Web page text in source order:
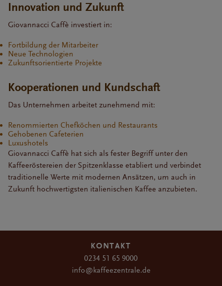
Innovation und Zukunft
Giovannacci Caffè investiert in:
Fortbildung der Mitarbeiter
Neue Technologien
Zukunftsorientierte Projekte
Kooperationen und Kundschaft
Das Unternehmen arbeitet zunehmend mit:
Renommierten Chefköchen und Restaurants
Gehobenen Cafeterien
Luxushotels
Giovannacci Caffè hat sich als fester Begriff unter den
Kaffeeröstereien der Spitzenklasse etabliert und verbindet
traditionelle Werte mit modernen Ansätzen, um auch in
Zukunft hochwertigsten italienischen Kaffee anzubieten.
KONTAKT
0234 51 65 9000
info@kaffeezentrale.de